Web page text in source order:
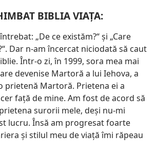
BIBLIA VIAŢA:
„De ce existăm?“ şi „Care
Dar n-am încercat niciodată să caut
Într-o zi, în 1999, sora mea mai
devenise Martoră a lui Iehova, a
prietenă Martoră. Prietena ei a
faţă de mine. Am fost de acord să
surorii mele, deşi nu-mi
lucru. Însă am progresat foarte
şi stilul meu de viaţă îmi răpeau